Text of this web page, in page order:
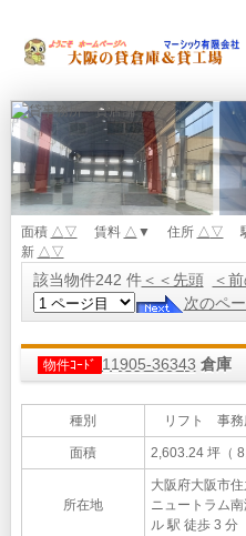
面積 △▽ 賃料 △ ▼ 住所 △▽
新 △▽
該当物件242 件＜＜先頭
＜
次のペ
物件ｺｰﾄﾞ 11905-36343 倉庫
種別 リフト 事務
面積 2,603.24 坪（
所在地
大阪府大阪市
ニュートラム
ル 駅 徒歩 3 分